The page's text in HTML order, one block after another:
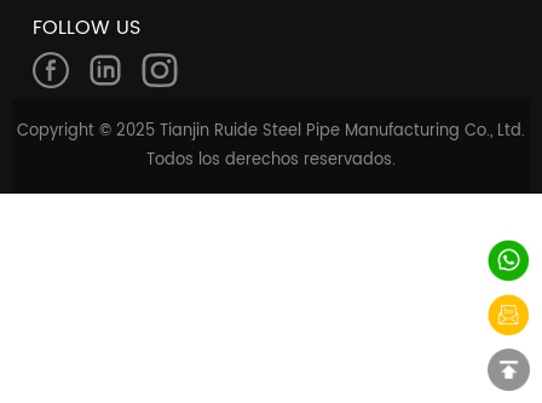
FOLLOW US
Copyright © 2025 Tianjin Ruide Steel Pipe Manufacturing Co., Ltd.
Todos los derechos reservados.